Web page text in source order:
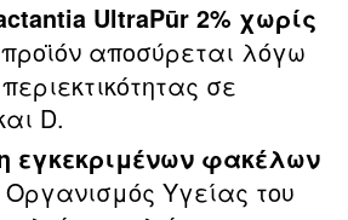
UltraPūr 2% χωρίς
αποσύρεται λόγω
σε
D.
εγκεκριμένων φακέλων
Υγείας του